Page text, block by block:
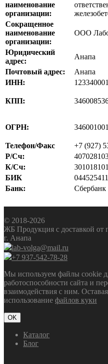
наименование
организации:
Сокращенное
наименование
организации:
ООО
Юридический
адрес:
Анапа
Почтовый адрес:
Анапа
ИНН:
КПП:
ОГРН: 346001001
Телефон/Факс
+7 (927)
Р/Сч:
К/Сч:
БИК
044525411
Банк:
© 2018-2026
ЖБ Продукция с доставкой от
г. Анапа
lab-volga@mail.ru
+7 937-542-78-28
Мы используем файлы cookie
работоспособности сайта и
взаимодействия с ним.
использование файлов куки
OK
Каталог
Блог